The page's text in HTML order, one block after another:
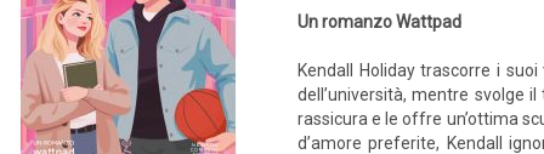
Un romanzo Wattpad
Kendall Holiday trascorre i
dell’università, mentre svolge
rassicura e le offre un’ottima
d’amore preferite, Kendall